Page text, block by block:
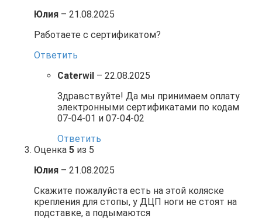
Юлия – 21.08.2025
Работаете с сертификатом?
Ответить
Caterwil – 22.08.2025
Здравствуйте! Да мы принимаем оплату
электронными сертификатами по кодам
07-04-01 и 07-04-02
Ответить
Оценка 5 из 5
Юлия – 21.08.2025
Скажите пожалуйста есть на этой коляске
крепления для стопы, у ДЦП ноги не стоят на
подставке, а подымаются